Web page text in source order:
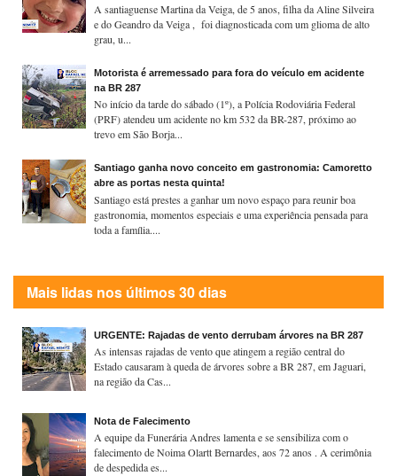
A santiaguense Martina da Veiga, de 5 anos, filha da Aline Silveira
e do Geandro da Veiga , foi diagnosticada com um glioma de alto
grau, u...
Motorista é arremessado para fora do veículo em acidente
na BR 287
No início da tarde do sábado (1º), a Polícia Rodoviária Federal
(PRF) atendeu um acidente no km 532 da BR-287, próximo ao
trevo em São Borja...
Santiago ganha novo conceito em gastronomia: Camoretto
abre as portas nesta quinta!
Santiago está prestes a ganhar um novo espaço para reunir boa
gastronomia, momentos especiais e uma experiência pensada para
toda a família....
Mais lidas nos últimos 30 dias
URGENTE: Rajadas de vento derrubam árvores na BR 287
As intensas rajadas de vento que atingem a região central do
Estado causaram à queda de árvores sobre a BR 287, em Jaguari,
na região da Cas...
Nota de Falecimento
A equipe da Funerária Andres lamenta e se sensibiliza com o
falecimento de Noima Olartt Bernardes, aos 72 anos . A cerimônia
de despedida es...